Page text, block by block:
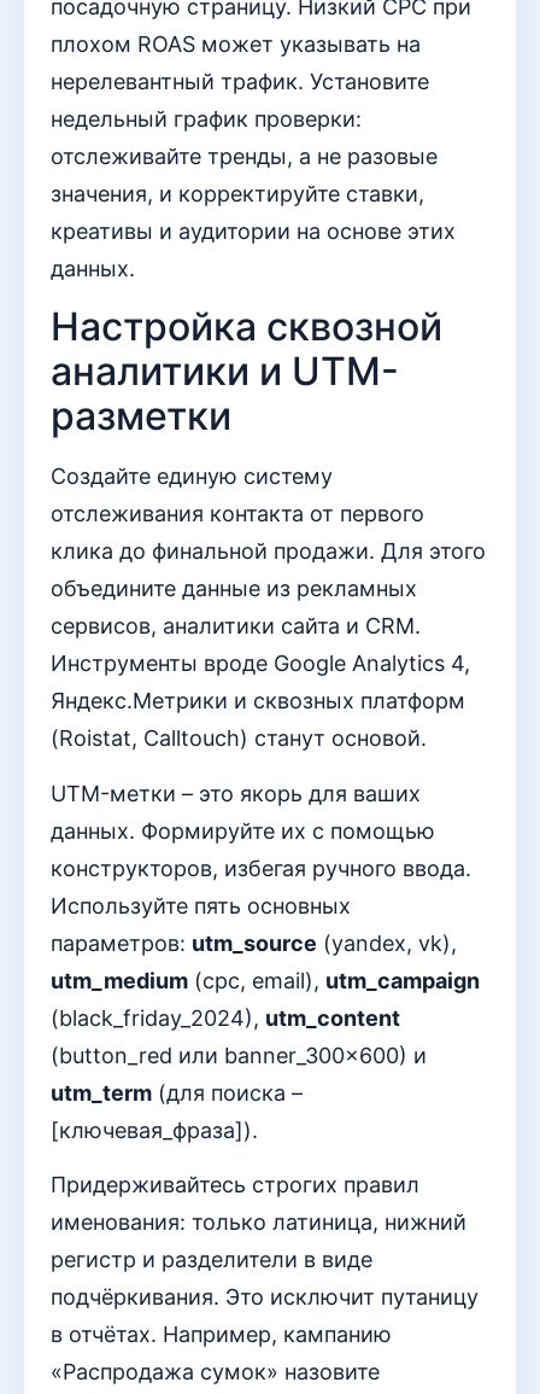
посадочную страницу. Низкий CPC при
плохом ROAS может указывать на
нерелевантный трафик. Установите
недельный график проверки:
отслеживайте тренды, а не разовые
значения, и корректируйте ставки,
креативы и аудитории на основе этих
данных.
Настройка сквозной
аналитики и UTM-
разметки
Создайте единую систему
отслеживания контакта от первого
клика до финальной продажи. Для этого
объедините данные из рекламных
сервисов, аналитики сайта и CRM.
Инструменты вроде Google Analytics 4,
Яндекс.Метрики и сквозных платформ
(Roistat, Calltouch) станут основой.
UTM-метки – это якорь для ваших
данных. Формируйте их с помощью
конструкторов, избегая ручного ввода.
Используйте пять основных
параметров: utm_source (yandex, vk),
utm_medium (cpc, email), utm_campaign
(black_friday_2024), utm_content
(button_red или banner_300x600) и
utm_term (для поиска –
[ключевая_фраза]).
Придерживайтесь строгих правил
именования: только латиница, нижний
регистр и разделители в виде
подчёркивания. Это исключит путаницу
в отчётах. Например, кампанию
«Распродажа сумок» назовите